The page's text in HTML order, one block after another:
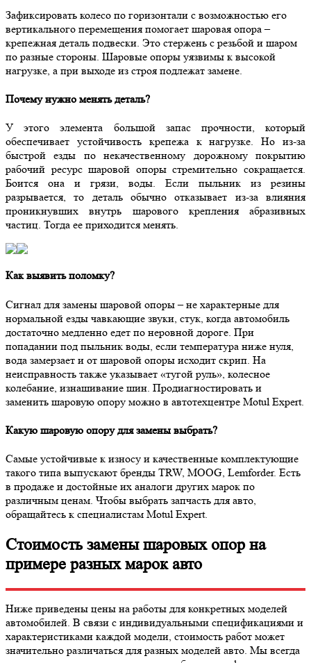
Зафиксировать колесо по горизонтали с возможностью его
вертикального перемещения помогает шаровая опора –
крепежная деталь подвески. Это стержень с резьбой и шаром
по разные стороны. Шаровые опоры уязвимы к высокой
нагрузке, а при выходе из строя подлежат замене.
Почему нужно менять деталь?
У этого элемента большой запас прочности, который
обеспечивает устойчивость крепежа к нагрузке. Но из-за
быстрой езды по некачественному дорожному покрытию
рабочий ресурс шаровой опоры стремительно сокращается.
Боится она и грязи, воды. Если пыльник из резины
разрывается, то деталь обычно отказывает из-за влияния
проникнувших внутрь шарового крепления абразивных
частиц. Тогда ее приходится менять.
Как выявить поломку?
Сигнал для замены шаровой опоры – не характерные для
нормальной езды чавкающие звуки, стук, когда автомобиль
достаточно медленно едет по неровной дороге. При
попадании под пыльник воды, если температура ниже нуля,
вода замерзает и от шаровой опоры исходит скрип. На
неисправность также указывает «тугой руль», колесное
колебание, изнашивание шин. Продиагностировать и
заменить шаровую опору можно в автотехцентре Motul Expert.
Какую шаровую опору для замены выбрать?
Самые устойчивые к износу и качественные комплектующие
такого типа выпускают бренды TRW, MOOG, Lemforder. Есть
в продаже и достойные их аналоги других марок по
различным ценам. Чтобы выбрать запчасть для авто,
обращайтесь к специалистам Motul Expert.
Стоимость замены шаровых опор на
примере разных марок авто
Ниже приведены цены на работы для конкретных моделей
автомобилей. В связи с индивидуальными спецификациями и
характеристиками каждой модели, стоимость работ может
значительно различаться для разных моделей авто. Мы всегда